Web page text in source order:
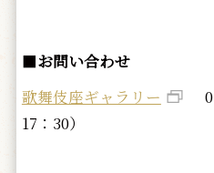
■お問い合わせ
歌舞伎座ギャラリー
17：30）